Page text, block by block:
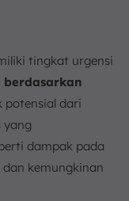
tingkat urgensi
potensial dari
yang
dampak pada
kemungkinan